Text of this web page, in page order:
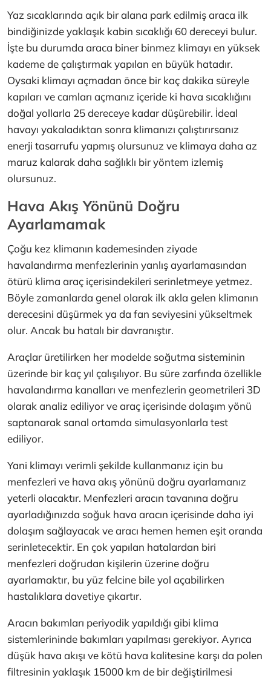
Yaz sıcaklarında açık bir alana park edilmiş araca ilk
bindiğinizde yaklaşık kabin sıcaklığı 60 dereceyi bulur.
İşte bu durumda araca biner binmez klimayı en yüksek
kademe de çalıştırmak yapılan en büyük hatadır.
Oysaki klimayı açmadan önce bir kaç dakika süreyle
kapıları ve camları açmanız içeride ki hava sıcaklığını
doğal yollarla 25 dereceye kadar düşürebilir. İdeal
havayı yakaladıktan sonra klimanızı çalıştırırsanız
enerji tasarrufu yapmış olursunuz ve klimaya daha az
maruz kalarak daha sağlıklı bir yöntem izlemiş
olursunuz.
Hava Akış Yönünü Doğru
Ayarlamamak
Çoğu kez klimanın kademesinden ziyade
havalandırma menfezlerinin yanlış ayarlamasından
ötürü klima araç içerisindekileri serinletmeye yetmez.
Böyle zamanlarda genel olarak ilk akla gelen klimanın
derecesini düşürmek ya da fan seviyesini yükseltmek
olur. Ancak bu hatalı bir davranıştır.
Araçlar üretilirken her modelde soğutma sisteminin
üzerinde bir kaç yıl çalışılıyor. Bu süre zarfında özellikle
havalandırma kanalları ve menfezlerin geometrileri 3D
olarak analiz ediliyor ve araç içerisinde dolaşım yönü
saptanarak sanal ortamda simulasyonlarla test
ediliyor.
Yani klimayı verimli şekilde kullanmanız için bu
menfezleri ve hava akış yönünü doğru ayarlamanız
yeterli olacaktır. Menfezleri aracın tavanına doğru
ayarladığınızda soğuk hava aracın içerisinde daha iyi
dolaşım sağlayacak ve aracı hemen hemen eşit oranda
serinletecektir. En çok yapılan hatalardan biri
menfezleri doğrudan kişilerin üzerine doğru
ayarlamaktır, bu yüz felcine bile yol açabilirken
hastalıklara davetiye çıkartır.
Aracın bakımları periyodik yapıldığı gibi klima
sistemlerininde bakımları yapılması gerekiyor. Ayrıca
düşük hava akışı ve kötü hava kalitesine karşı da polen
filtresinin yaklaşık 15000 km de bir değiştirilmesi